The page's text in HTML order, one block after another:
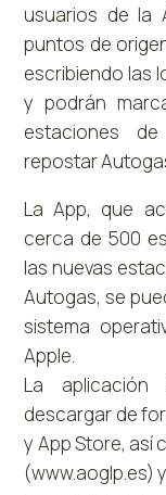
usuarios de la
puntos de
escribiendo las
y podrán
estaciones
repostar
La App, que
cerca de 500
las nuevas
Autogas, se
sistema
Apple.
La aplicación
descargar de
y App Store, así
(www.aoglp.es)